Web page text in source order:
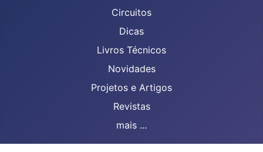
Circuitos
Dicas
Livros Técnicos
Novidades
Projetos e Artigos
Revistas
mais ...